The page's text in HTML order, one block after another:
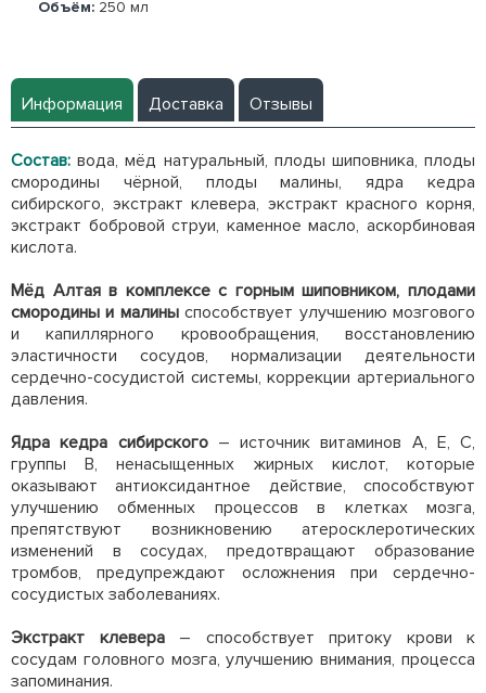
Объём: 250 мл
Информация Доставка Отзывы
Состав: вода, мёд натуральный, плоды шиповника, плоды
смородины чёрной, плоды малины, ядра кедра
сибирского, экстракт клевера, экстракт красного корня,
экстракт бобровой струи, каменное масло, аскорбиновая
кислота.
Мёд Алтая в комплексе с горным шиповником, плодами
смородины и малиныспособствует улучшению мозгового
и капиллярного кровообращения, восстановлению
эластичности сосудов, нормализации деятельности
сердечно-сосудистой системы, коррекции артериального
давления.
Ядра кедра сибирского – источник витаминов А, Е, С,
группы В, ненасыщенных жирных кислот, которые
оказывают антиоксидантное действие, способствуют
улучшению обменных процессов в клетках мозга,
препятствуют возникновению атеросклеротических
изменений в сосудах, предотвращают образование
тромбов, предупреждают осложнения при сердечно-
сосудистых заболеваниях.
Экстракт клевера
– способствует притоку крови к
сосудам головного мозга, улучшению внимания, процесса
запоминания.